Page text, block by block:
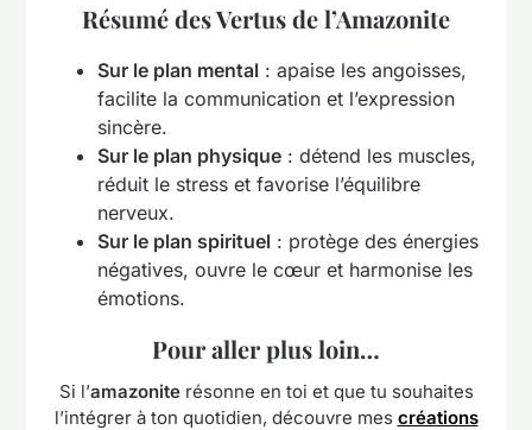
Résumé des Vertus de l’Amazonite
Sur le plan mental : apaise les angoisses,
facilite la communication et l’expression
sincère.
Sur le plan physique : détend les muscles,
réduit le stress et favorise l’équilibre
nerveux.
Sur le plan spirituel : protège des énergies
négatives, ouvre le cœur et harmonise les
émotions.
Pour aller plus loin…
Si l’amazoniterésonne en toi et que tu souhaites
l’intégrer à ton quotidien, découvre mes créations